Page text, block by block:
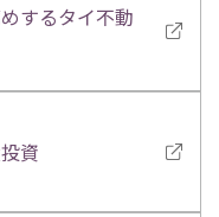
するタイ不動
資